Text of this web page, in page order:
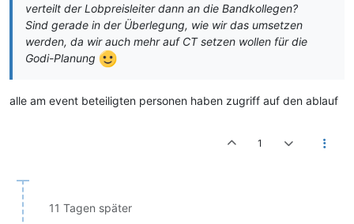
verteilt der Lobpreisleiter dann an die Bandkollegen?
Sind gerade in der Überlegung, wie wir das umsetzen
werden, da wir auch mehr auf CT setzen wollen für die
Godi-Planung
alle am event beteiligten personen haben zugriff auf den ablauf
1
11 Tagen später